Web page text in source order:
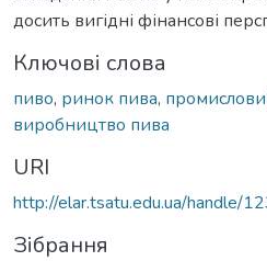
досить вигідні фінансові
Ключові слова
пиво, ринок пива,
виробництво пива
URI
http://elar.tsatu.edu.ua/handle/
Зібрання